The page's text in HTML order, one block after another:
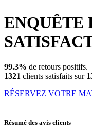
ENQUÊTE
99.3% de retours positifs.
1321 clients satisfaits sur
RÉSERVEZ VOTRE
Résumé des avis clients